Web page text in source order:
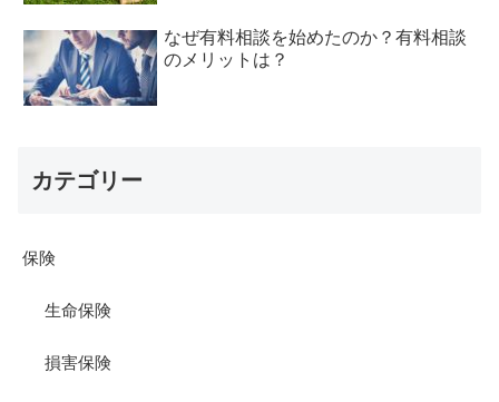
なぜ有料相談を始めたのか？有料相談
のメリットは？
カテゴリー
保険
生命保険
損害保険